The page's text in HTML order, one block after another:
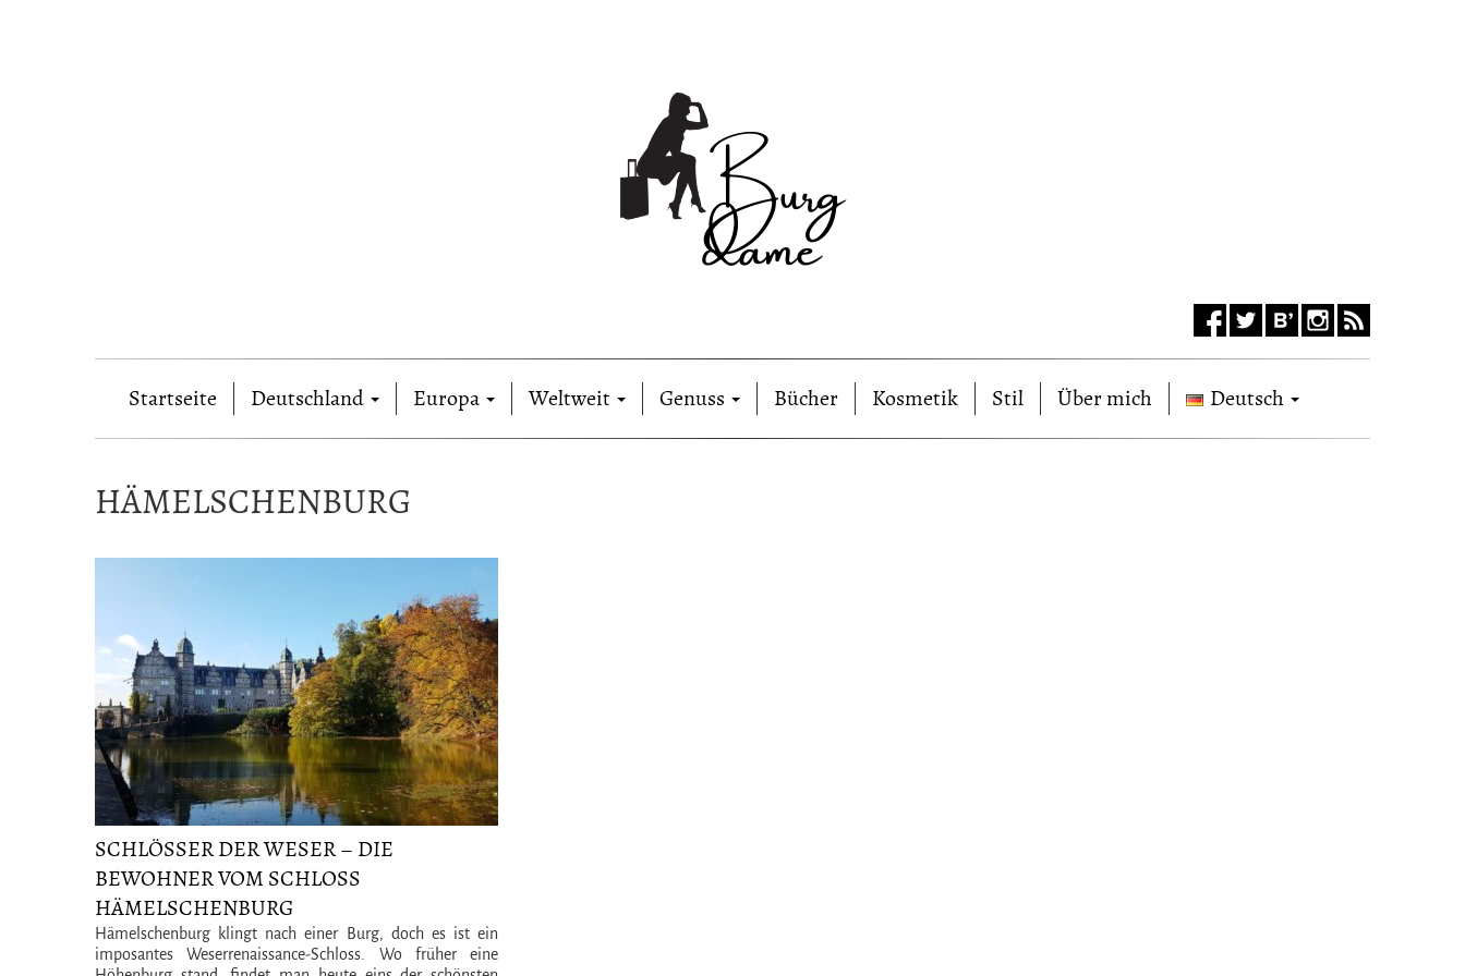
Startseite Deutschland Europa Weltweit Genuss Bücher Kosmetik Stil Über mich Deutsch
HÄMELSCHENBURG
SCHLÖSSER DER WESER – DIE
BEWOHNER VOM SCHLOSS
HÄMELSCHENBURG
Hämelschenburg klingt nach einer Burg, doch es ist ein
imposantes Weserrenaissance-Schloss. Wo früher eine